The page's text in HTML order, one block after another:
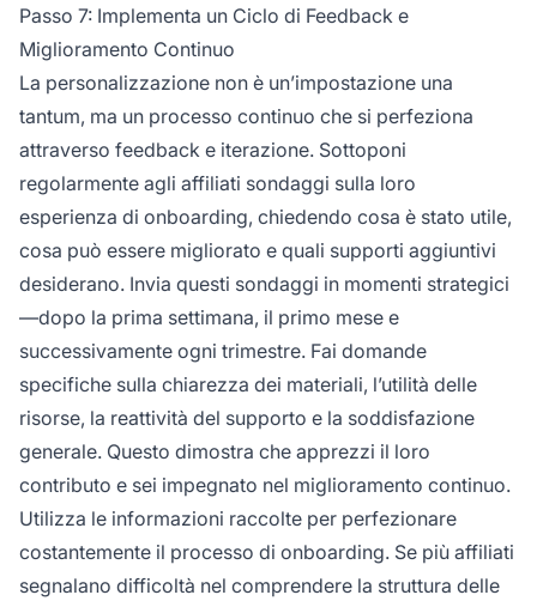
Passo 7: Implementa un Ciclo di Feedback e
Miglioramento Continuo
La personalizzazione non è un’impostazione una
tantum, ma un processo continuo che si perfeziona
attraverso feedback e iterazione. Sottoponi
regolarmente agli affiliati sondaggi sulla loro
esperienza di onboarding, chiedendo cosa è stato utile,
cosa può essere migliorato e quali supporti aggiuntivi
desiderano. Invia questi sondaggi in momenti strategici
—dopo la prima settimana, il primo mese e
successivamente ogni trimestre. Fai domande
specifiche sulla chiarezza dei materiali, l’utilità delle
risorse, la reattività del supporto e la soddisfazione
generale. Questo dimostra che apprezzi il loro
contributo e sei impegnato nel miglioramento continuo.
Utilizza le informazioni raccolte per perfezionare
costantemente il processo di onboarding. Se più affiliati
segnalano difficoltà nel comprendere la struttura delle